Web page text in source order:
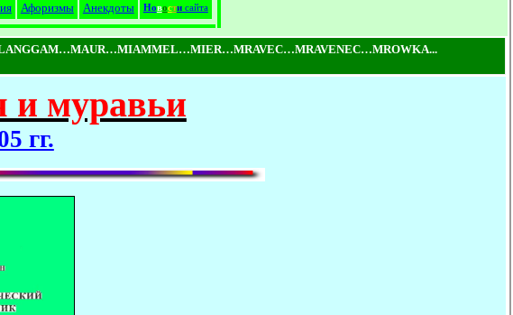
Афоризмы Анекдоты Новостисайта
и муравьи
гг.